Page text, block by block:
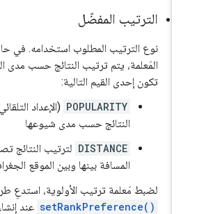
الترتيب المفضّل
نوع الترتيب المطلوب استخدامه. في حال
المَعلمة، يتم ترتيب النتائج حسب مدى
تكون إحدى القيم التالية:
POPULARITY (الإعداد التلقائي)
النتائج حسب مدى شيوعها
DISTANCE لترتيب النتائج
المسافة بينها وبين الموقع الجغرافي
لضبط مَعلمة ترتيب الأولوية، استدعِ طريقة
setRankPreference() عند إنشاء